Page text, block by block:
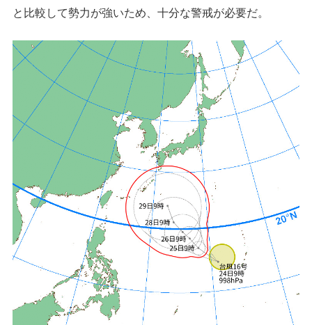
と比較して勢力が強いため、十分な警戒が必要だ。